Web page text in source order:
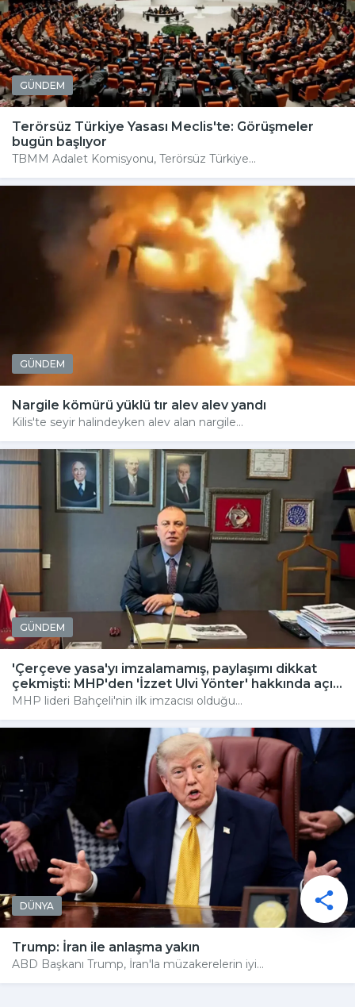
GÜNDEM
Terörsüz Türkiye Yasası Meclis'te: Görüşmeler
bugün başlıyor
TBMM Adalet Komisyonu, Terörsüz Türkiye...
GÜNDEM
Nargile kömürü yüklü tır alev alev yandı
Kilis'te seyir halindeyken alev alan nargile...
GÜNDEM
'Çerçeve yasa'yı imzalamamış, paylaşımı dikkat
çekmişti: MHP'den 'İzzet Ulvi Yönter' hakkında açı...
MHP lideri Bahçeli'nin ilk imzacısı olduğu...
DÜNYA
Trump: İran ile anlaşma yakın
ABD Başkanı Trump, İran'la müzakerelerin iyi...